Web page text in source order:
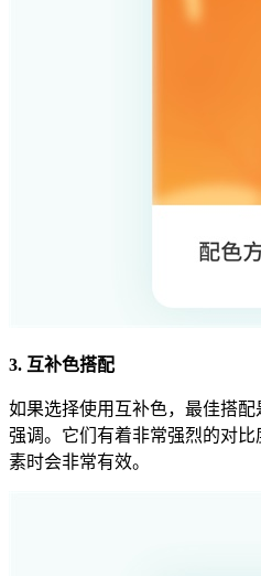
3. 互补色搭配
如果选择使用互补色，最佳搭
强调。它们有着非常强烈的对
素时会非常有效。